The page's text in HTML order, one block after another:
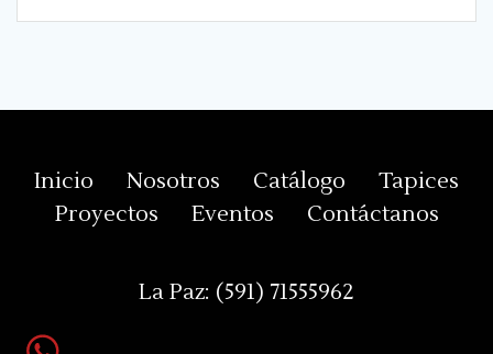
Inicio Nosotros Catálogo
Tapices
Proyectos
Eventos Contáctanos
La Paz: (591) 71555962